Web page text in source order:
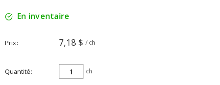
En inventaire
Prix 7,18 $ / ch
Quantité ch